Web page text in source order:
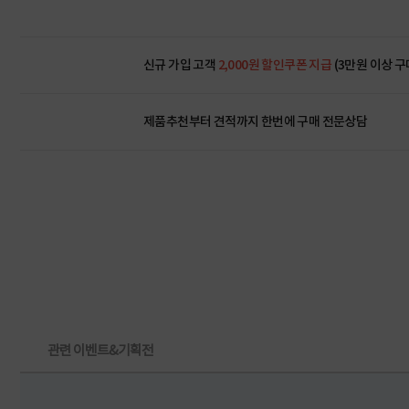
신규 가입 고객 2,000원 할인쿠폰 지급 (3만원 이상 구
제품추천부터 견적까지 한번에 구매 전문상담
관련 이벤트&기획전